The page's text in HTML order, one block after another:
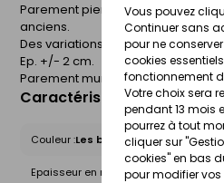
Vous pouvez
Continuer sans
pour ne
cookies
fonctionnement
Votre choix sera
pendant 13 mois
pourrez à tout
cliquer sur
cookies" en bas
pour modifier vos
Parement pierre à pierre.
anciens.
Des variations de nuances
Ep. +/- 2 cm.
Parement mural compatible
Caractéristiques du
Couleur :Les bruns et naturels
Epaisseur en mm : 2